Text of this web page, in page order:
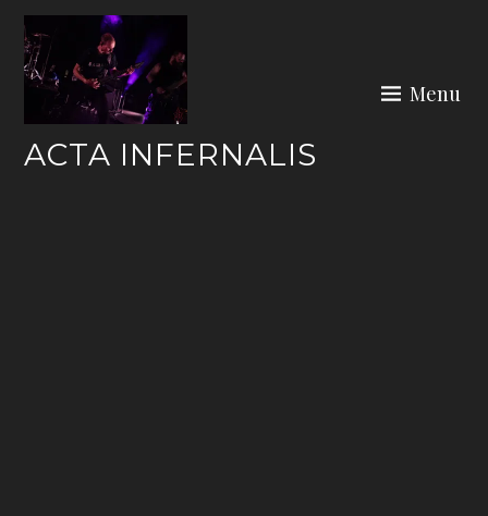
Skip
content
ACTA INFERNALIS
Menu